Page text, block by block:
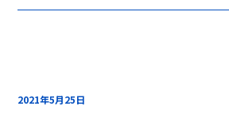
2021年5月25日